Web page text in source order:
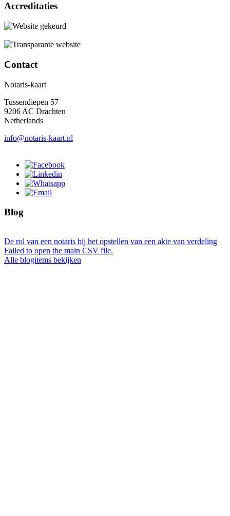
Accreditaties
Contact
Notaris-kaart
Tussendiepen 57
9206 AC Drachten
Netherlands
info@notaris-kaart.nl
Blog
De rol van een notaris bij het opstellen van een akte van verdeling
Failed to open the main CSV file.
Alle blogitems bekijken